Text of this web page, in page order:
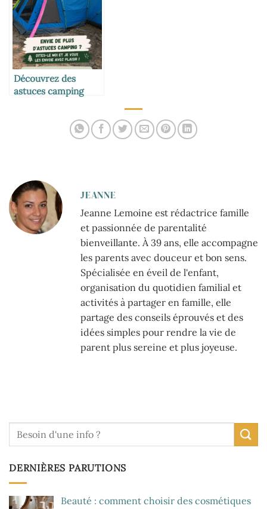
Découvrez des
astuces camping
JEANNE
Jeanne Lemoine est rédactrice famille
et passionnée de parentalité
bienveillante. À 39 ans, elle accompagne
les parents avec douceur et bon sens.
Spécialisée en éveil de l'enfant,
organisation du quotidien familial et
activités à partager en famille, elle
partage des conseils éprouvés et des
idées simples pour rendre la vie de
parent plus sereine et plus joyeuse.
DERNIÈRES PARUTIONS
Beauté : comment choisir des cosmétiques